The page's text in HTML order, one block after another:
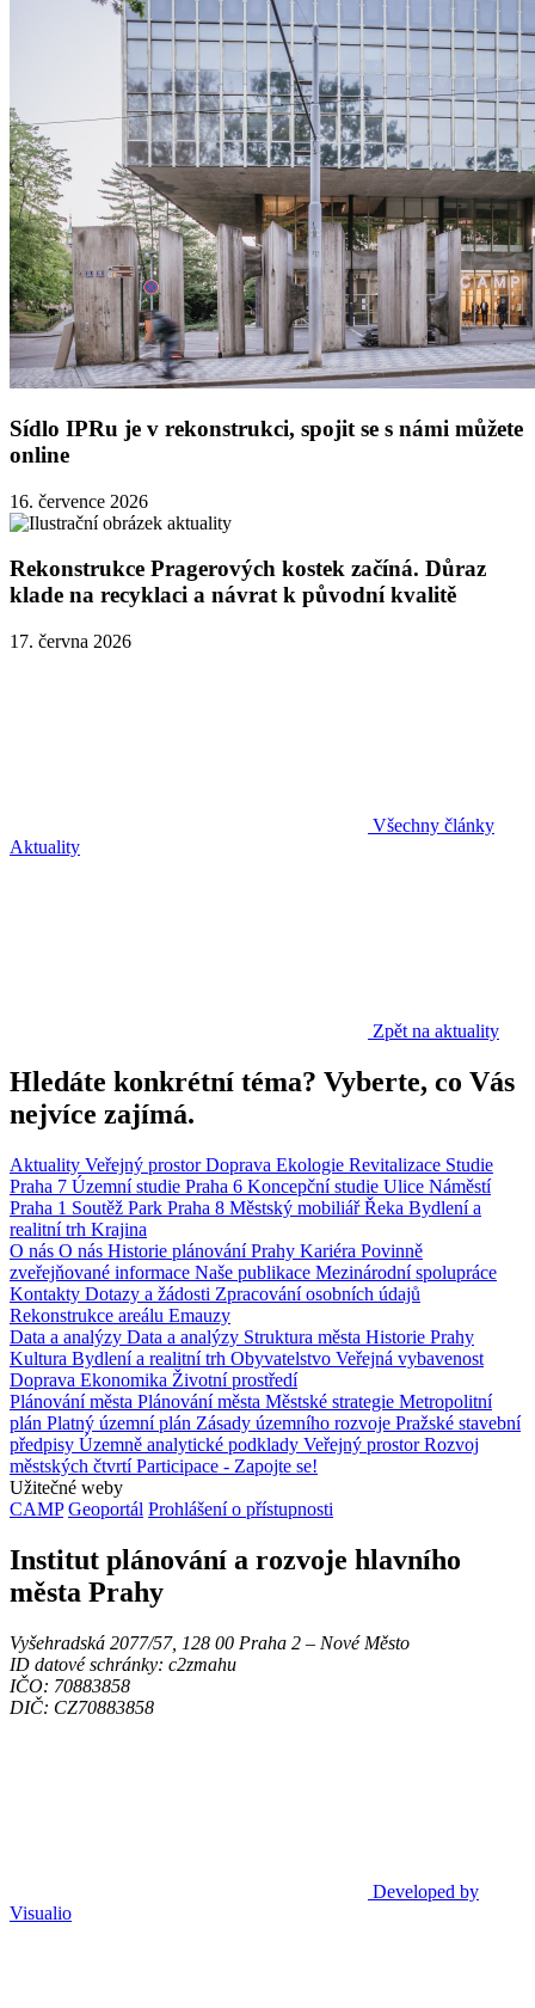
Sídlo IPRu je v rekonstrukci, spojit se s námi můžete
online
16. července 2026
Rekonstrukce Pragerových kostek začíná. Důraz
klade na recyklaci a návrat k původní kvalitě
17. června 2026
Všechny články
Aktuality
Zpět na aktuality
Hledáte konkrétní téma? Vyberte, co Vás
nejvíce zajímá.
Aktuality Veřejný prostorDoprava Ekologie Revitalizace Studie
Praha 7 Územní studie Praha 6 Koncepční studie Ulice Náměstí
Praha 1 Soutěž Park Praha 8 Městský mobiliářŘeka Bydlení a
realitní trh Krajina
O nás O nás Historie plánování Prahy Kariéra Povinně
zveřejňované informace Naše publikace Mezinárodní spolupráce
Kontakty Dotazy a žádosti Zpracování osobních údajů
Rekonstrukce areálu Emauzy
Data a analýzy Data a analýzy Struktura města Historie Prahy
Kultura Bydlení a realitní trh Obyvatelstvo Veřejná vybavenost
Doprava Ekonomika Životní prostředí
Plánování města Plánování města Městské strategie Metropolitní
plán Platný územní plán Zásady územního rozvoje Pražské stavební
předpisy Územně analytické podklady Veřejný prostorRozvoj
městských čtvrtíParticipace - Zapojte se!
Užitečné weby
CAMP Geoportál Prohlášení o přístupnosti
Institut plánování a rozvoje hlavního
města Prahy
Vyšehradská 2077/57, 128 00 Praha 2 ‒ Nové Město
ID datové schránky: c2zmahu
IČO: 70883858
DIČ: CZ70883858
Developed by
Visualio